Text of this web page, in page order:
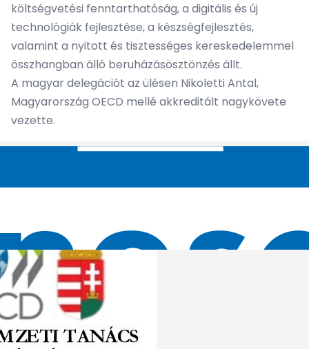
költségvetési fenntarthatóság, a digitális és új
technológiák fejlesztése, a készségfejlesztés,
valamint a nyitott és tisztességes kereskedelemmel
összhangban álló beruházásösztönzés állt.
A magyar delegációt az ülésen Nikoletti Antal,
Magyarország OECD mellé akkreditált nagykövete
vezette.